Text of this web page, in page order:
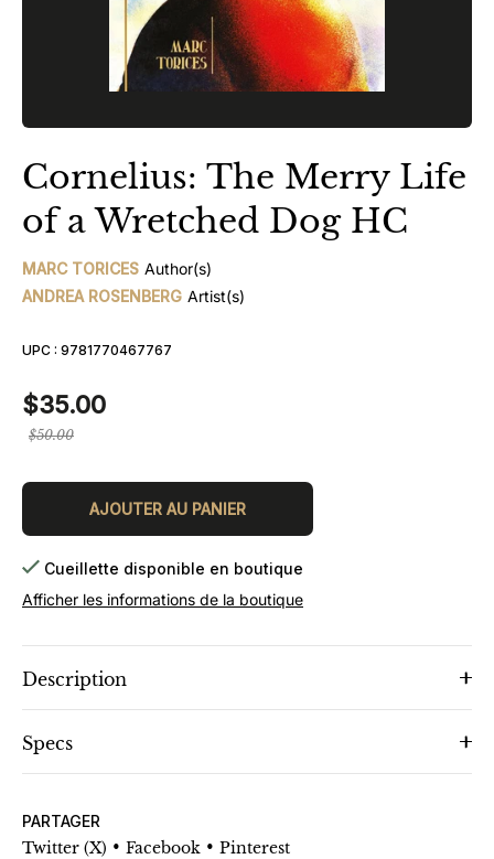
Cornelius: The Merry Life
of a Wretched Dog HC
MARC TORICES Author(s)
ANDREA ROSENBERG Artist(s)
UPC : 9781770467767
$35.00
Prix
$50.00
AJOUTER AU PANIER
Cueillette disponible en boutique
Afficher les informations de la boutique
Description
Specs
PARTAGER
Twitter (X) • Facebook • Pinterest